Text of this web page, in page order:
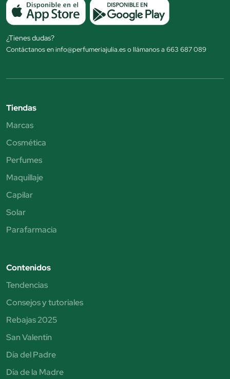
¿Tienes dudas?
Contáctanos en info@perfumeriajulia.es o llámanos a 663 687 089
Tiendas
Marcas
Cosmética
Perfumes
Maquillaje
Capilar
Solar
Parafarmacia
Contenidos
Tendencias
Consejos y tutoriales
Rebajas 2025
San Valentín
Día del Padre
Día de la Madre